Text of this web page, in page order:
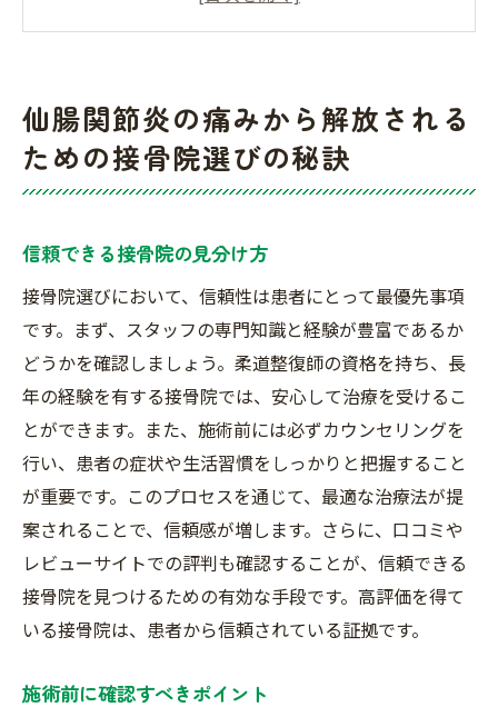
施術後のフォローアップ体制の重要性
みずほ台駅近くで信頼できる接骨院を見つける
方法
駅近接骨院のアクセスの良さを活かそう
専門的な施術と技術の確認
治療プランの柔軟性をチェック
初診時の対応から見える信頼性
継続的な治療が可能な通院環境
仙腸関節炎に特化した接骨院で安心の施術が受
けられる理由
専門知識を持つスタッフの存在
個別に応じた施術プランの提供
定期的な研修と技術向上
仙腸関節炎の痛みから解放される
ための接骨院選びの秘訣
信頼できる接骨院の見分け方
接骨院選びにおいて、信頼性は患者にとって最優先事項
です。まず、スタッフの専門知識と経験が豊富であるか
どうかを確認しましょう。柔道整復師の資格を持ち、長
年の経験を有する接骨院では、安心して治療を受けるこ
とができます。また、施術前には必ずカウンセリングを
行い、患者の症状や生活習慣をしっかりと把握すること
が重要です。このプロセスを通じて、最適な治療法が提
案されることで、信頼感が増します。さらに、口コミや
レビューサイトでの評判も確認することが、信頼できる
接骨院を見つけるための有効な手段です。高評価を得て
いる接骨院は、患者から信頼されている証拠です。
施術前に確認すべきポイント